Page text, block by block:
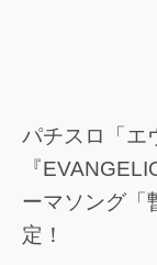
パチスロ「エ
『
ーマソング「
定！